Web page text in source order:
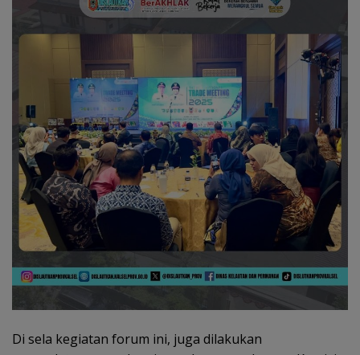
Di sela kegiatan forum ini, juga dilakukan